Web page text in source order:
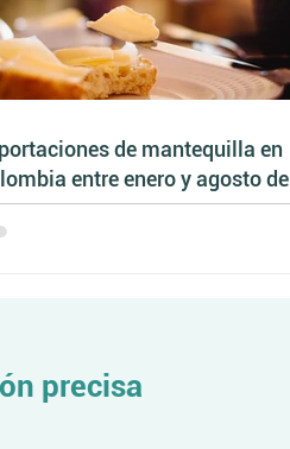
de mantequilla en
entre enero y agosto de
precisa